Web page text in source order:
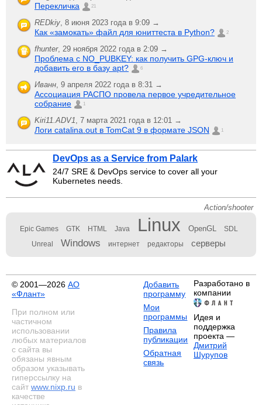
Перекличка 21
REDkiy, 8 июня 2023 года в 9:09 →
Как «замокать» файл для юниттеста в Python? 2
fhunter, 29 ноября 2022 года в 2:09 →
Проблема с NO_PUBKEY: как получить GPG-ключ и
добавить его в базу apt?
6
Иванн, 9 апреля 2022 года в 8:31 →
Ассоциация РАСПО провела первое учредительное
собрание
1
Kiri11.ADV1, 7 марта 2021 года в 12:01 →
Логи catalina.out в TomCat 9 в формате JSON 1
DevOps as a Service from Palark
24/7 SRE & DevOps service to cover all your
Kubernetes needs.
Action/shooter
Epic Games GTK HTML Java Linux OpenGL SDL
Unreal Windows интернет редакторы серверы
© 2001—2026 АО
«Флант»
При полном или
частичном
использовании
любых материалов
с сайта вы
обязаны явным
образом указывать
гиперссылку на
сайт www.nixp.ru в
качестве
Добавить
программу
Мои
программы
Правила
публикации
Обратная
связь
Разработано в
компании
Идея и
поддержка
проекта —
Дмитрий
Шурупов